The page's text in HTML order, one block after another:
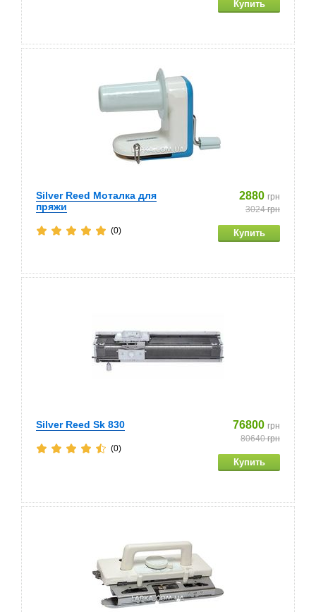
Silver Reed Моталка для
пряжи
2880 грн
3024грн
(0)
Silver Reed Sk 830 76800 грн
80640грн
(0)